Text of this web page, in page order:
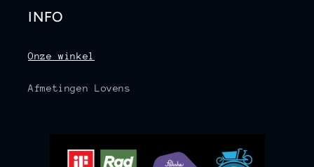
INFO
Onze winkel
Afmetingen Lovens